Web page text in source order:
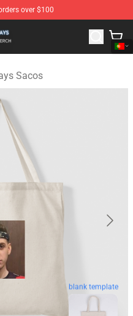
over $100
Merchandise Store
Sacos
blank template